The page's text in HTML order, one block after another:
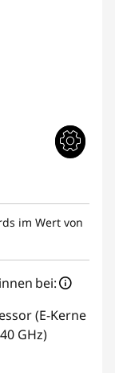
im Wert von
bei:
(E-Kerne
GHz)